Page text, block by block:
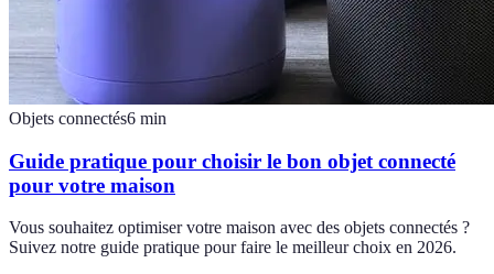
Objets connectés6 min
Guide pratique pour choisir le bon objet connecté
pour votre maison
Vous souhaitez optimiser votre maison avec des objets connectés ?
Suivez notre guide pratique pour faire le meilleur choix en 2026.